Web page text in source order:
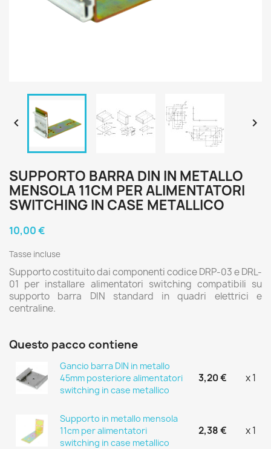
 
SUPPORTO BARRA DIN IN METALLO
MENSOLA 11CM PER ALIMENTATORI
SWITCHING IN CASE METALLICO
10,00 €
Tasse incluse
Supporto costituito dai componenti codice DRP-03 e DRL-
01 per installare alimentatori switching compatibili su
supporto barra DIN standard in quadri elettrici e
centraline.
Questo pacco contiene
Gancio barra DIN in metallo
45mm posteriore alimentatori
switching in case metallico
3,20 € x 1
Supporto in metallo mensola
11cm per alimentatori
switching in case metallico
2,38 € x 1